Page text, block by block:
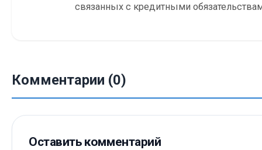
связанных с кредитными
Комментарии (0)
Оставить комментарий